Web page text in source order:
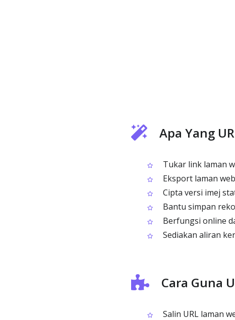
Apa Yang
Tukar link laman
Eksport laman
Cipta versi imej
Bantu simpan
Berfungsi online
Sediakan aliran
Cara Guna
Salin URL laman